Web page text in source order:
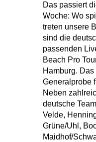
Das passiert
Woche: Wo
treten unsere
sind die
passenden
Beach Pro
Hamburg.
Generalprobe
Neben
deutsche
Velde,
Grüne/Uhl,
Maidhof/